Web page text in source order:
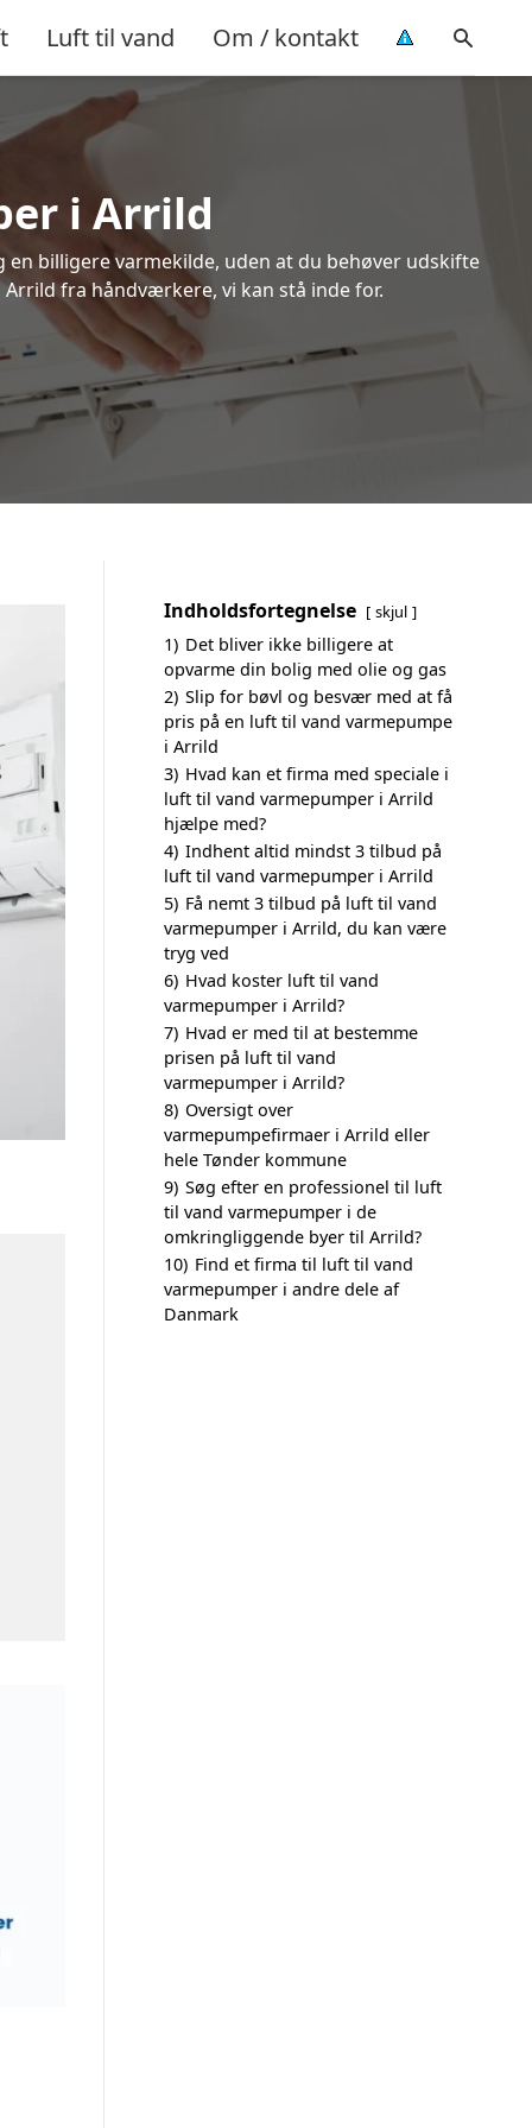
Luft til vand Om / kontakt
i Arrild
billigere varmekilde, uden at du behøver udskifte
fra håndværkere, vi kan stå inde for.
Indholdsfortegnelse skjul
1) Det bliver ikke billigere at
opvarme din bolig med olie og gas
2) Slip for bøvl og besvær med at få
pris på en luft til vand varmepumpe
i Arrild
3) Hvad kan et firma med speciale i
luft til vand varmepumper i Arrild
hjælpe med?
4) Indhent altid mindst 3 tilbud på
luft til vand varmepumper i Arrild
5) Få nemt 3 tilbud på luft til vand
varmepumper i Arrild, du kan være
tryg ved
6) Hvad koster luft til vand
varmepumper i Arrild?
7) Hvad er med til at bestemme
prisen på luft til vand
varmepumper i Arrild?
8) Oversigt over
varmepumpefirmaer i Arrild eller
hele Tønder kommune
9) Søg efter en professionel til luft
til vand varmepumper i de
omkringliggende byer til Arrild?
10) Find et firma til luft til vand
varmepumper i andre dele af
Danmark